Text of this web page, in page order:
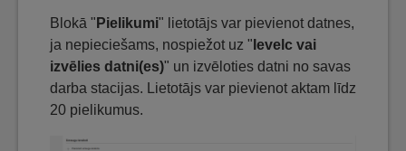
Blokā " Pielikumi" lietotājs var pievienot datnes,
ja nepieciešams, nospiežot uz " Ievelc vai
izvēlies datni(es)" un izvēloties datni no savas
darba stacijas. Lietotājs var pievienot aktam līdz
20 pielikumus.